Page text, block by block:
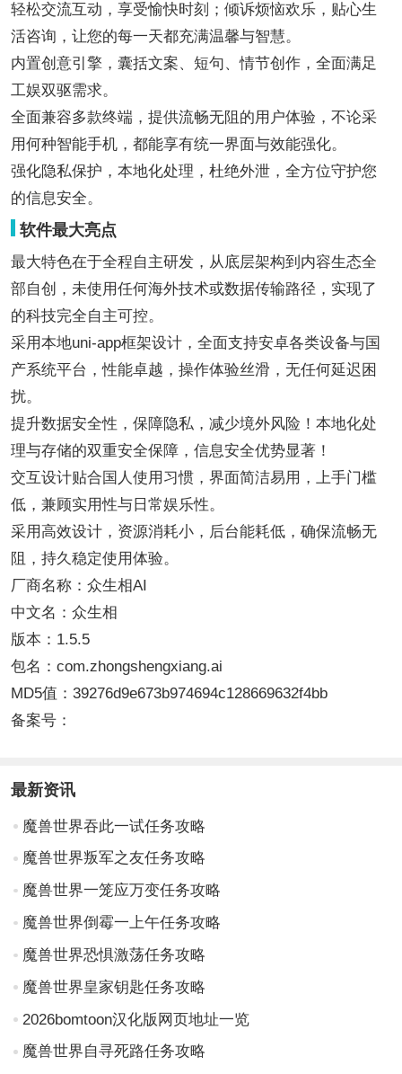
轻松交流互动，享受愉快时刻；倾诉烦恼欢乐，贴心生
活咨询，让您的每一天都充满温馨与智慧。
内置创意引擎，囊括文案、短句、情节创作，全面满足
工娱双驱需求。
全面兼容多款终端，提供流畅无阻的用户体验，不论采
用何种智能手机，都能享有统一界面与效能强化。
强化隐私保护，本地化处理，杜绝外泄，全方位守护您
的信息安全。
软件最大亮点
最大特色在于全程自主研发，从底层架构到内容生态全
部自创，未使用任何海外技术或数据传输路径，实现了
的科技完全自主可控。
采用本地uni-app框架设计，全面支持安卓各类设备与国
产系统平台，性能卓越，操作体验丝滑，无任何延迟困
扰。
提升数据安全性，保障隐私，减少境外风险！本地化处
理与存储的双重安全保障，信息安全优势显著！
交互设计贴合国人使用习惯，界面简洁易用，上手门槛
低，兼顾实用性与日常娱乐性。
采用高效设计，资源消耗小，后台能耗低，确保流畅无
阻，持久稳定使用体验。
厂商名称：众生相AI
中文名：众生相
版本：1.5.5
包名：com.zhongshengxiang.ai
MD5值：39276d9e673b974694c128669632f4bb
备案号：
最新资讯
魔兽世界吞此一试任务攻略
魔兽世界叛军之友任务攻略
魔兽世界一笼应万变任务攻略
魔兽世界倒霉一上午任务攻略
魔兽世界恐惧激荡任务攻略
魔兽世界皇家钥匙任务攻略
2026bomtoon汉化版网页地址一览
魔兽世界自寻死路任务攻略